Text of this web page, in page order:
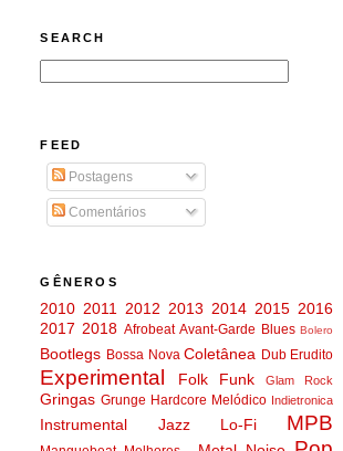
SEARCH
FEED
Postagens
Comentários
GÊNEROS
2010 2011 2012 2013 2014 2015 2016
2017 2018 Afrobeat Avant-Garde Blues Bolero
Bootlegs Bossa Nova Coletânea Dub Erudito
Experimental Folk Funk Glam Rock
Gringas Grunge Hardcore Melódico Indietronica
Instrumental Jazz Lo-Fi MPB